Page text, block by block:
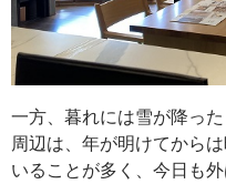
一方、暮れには雪が降っ
周辺は、年が明けてから
いることが多く、今日も